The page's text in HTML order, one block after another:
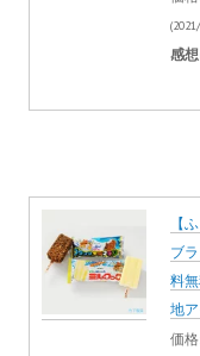
感
【
ブ
料
地
価